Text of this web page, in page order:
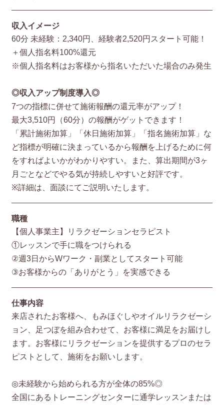
収入イメージ
60分 未経験：2,340円、経験者2,520円スタート可能！
＋個人指名料100%還元
※個人指名料はお客様から指名いただいた場合のみ発生
◎収入アップ制度導入◎
7つの指標に併せて施術報酬の還元率がアップ！
最大3,510円（60分）の報酬がゲットできます！
「累計施術加算」「休日施術加算」「指名施術加算」な
ど指標が明確に決まっているから報酬を上げるために何
をすればよいかがわかりやすい。また、算出期間が3ヶ
月ごとなどでやる気が持続しやすいと好評です。
※詳細は、面談にてご説明いたします。
職種
【個人事業主】リラクゼーションセラピスト
①レッスンで手に職をつけられる
②週3日からWワーク・副業としてスタート可能
③お客様からの「ありがとう」を実感できる
仕事内容
来店されたお客様へ、もみほぐしやオイルリラクゼーシ
ョン、足つぼを組み合わせて、お客様に満足をお届けし
ます。お客様にリラクゼーションを提供するプロのセラ
ピストとして、施術をお願いします。
◎未経験から始められる方が全体の85%◎
全国にあるトレーニングセンターに通学レッスンまたは